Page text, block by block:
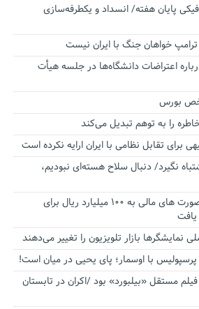
پایان هفته/ انسداد و یکطرفه‌سازی
خواهان جنگ با ایران نیست
اعتراضات دانشگاه‌ها در جلسه هیأت
را به توهم تبدیل می‌کند
برای تقابل نظامی با ایران ارایه نکرده است
نگیرد/ دنبال سلاح هسته‌ای نبودیم،
آستانه الزام به دریافت صورت های مالی به ۱۰۰ میلیارد ریال برای
نمایشگرها بازار تلویزیون را تغییر می‌دهند
پرسپولیس با اوسمار؛ پای یحیی در میان است!
فیلم مستقل «بیلبورد» بود /اکران در تابستان